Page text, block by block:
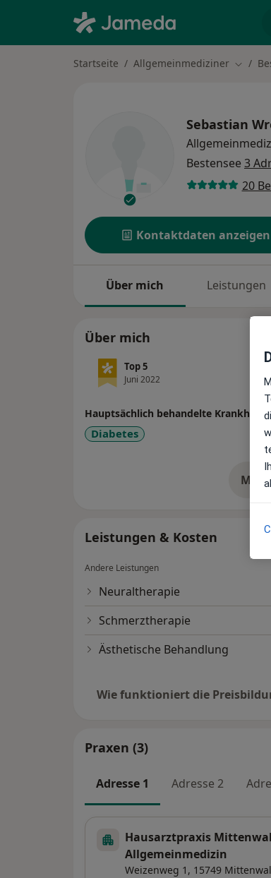
Startseite Allgemeinmediziner Stadt
Sebastian
Bestensee 3
20
Kontaktdaten anzeigen
Über mich Leistungen
Über mich
Top 5
Juni 2022
Hauptsächlich behandelte
Diabetes
Leistungen & Kosten
Andere Leistungen
Neuraltherapie
Schmerztherapie
Ästhetische Behandlung
Wie funktioniert die
Praxen (3)
Adresse 1 Adresse 2
Hausarztpraxis
Allgemeinmedizin
Weizenweg 1, 15749